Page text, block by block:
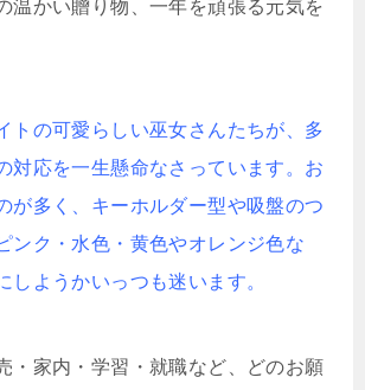
温かい贈り物、一年を頑張る元気を
トの可愛らしい巫女さんたちが、多
対応を一生懸命なさっています。お
が多く、キーホルダー型や吸盤のつ
ンク・水色・黄色やオレンジ色な
しようかいっつも迷います。
・家内・学習・就職など、どのお願